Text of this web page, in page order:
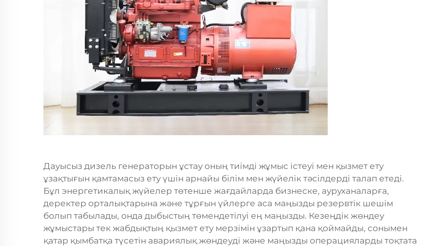
Дауысыз дизель генераторын ұстау оның тиімді жұмыс істеуі мен қызмет ету
ұзақтығын қамтамасыз ету үшін арнайы білім мен жүйелік тәсілдерді талап етеді.
Бұл энергетикалық жүйелер төтенше жағдайларда бизнеске, ауруханаларға,
деректер орталықтарына және тұрғын үйлерге аса маңызды резервтік шешім
болып табылады, онда дыбыстың төмендетілуі ең маңызды. Кезеңдік жөндеу
жұмыстары тек жабдықтың қызмет ету мерзімін ұзартып қана қоймайды, сонымен
қатар қымбатқа түсетін авариялық жөндеуді және маңызды операцияларды тоқтата